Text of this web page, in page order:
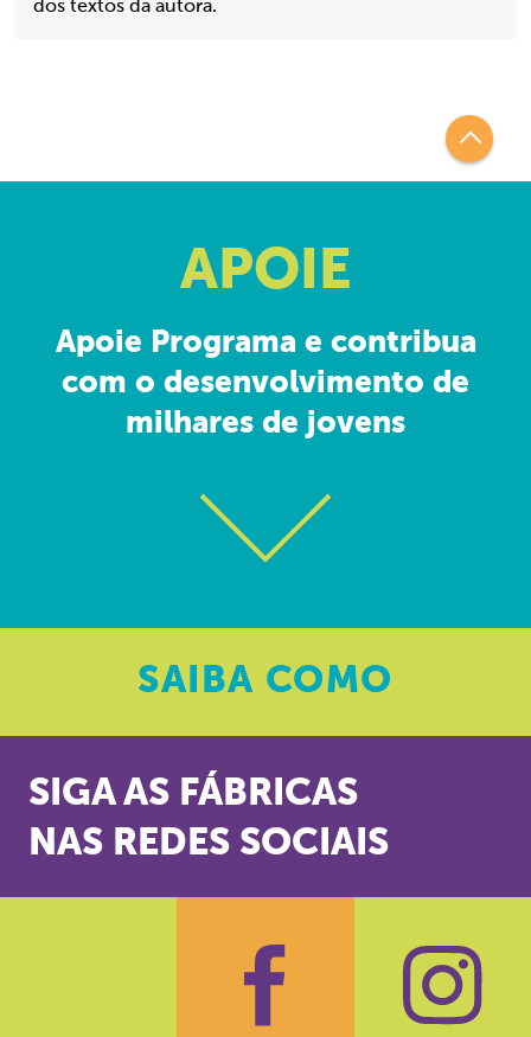
dos textos da autora.
APOIE
Apoie Programa e contribua
com o desenvolvimento de
milhares de jovens
SAIBA COMO
SIGA AS FÁBRICAS
NAS REDES SOCIAIS